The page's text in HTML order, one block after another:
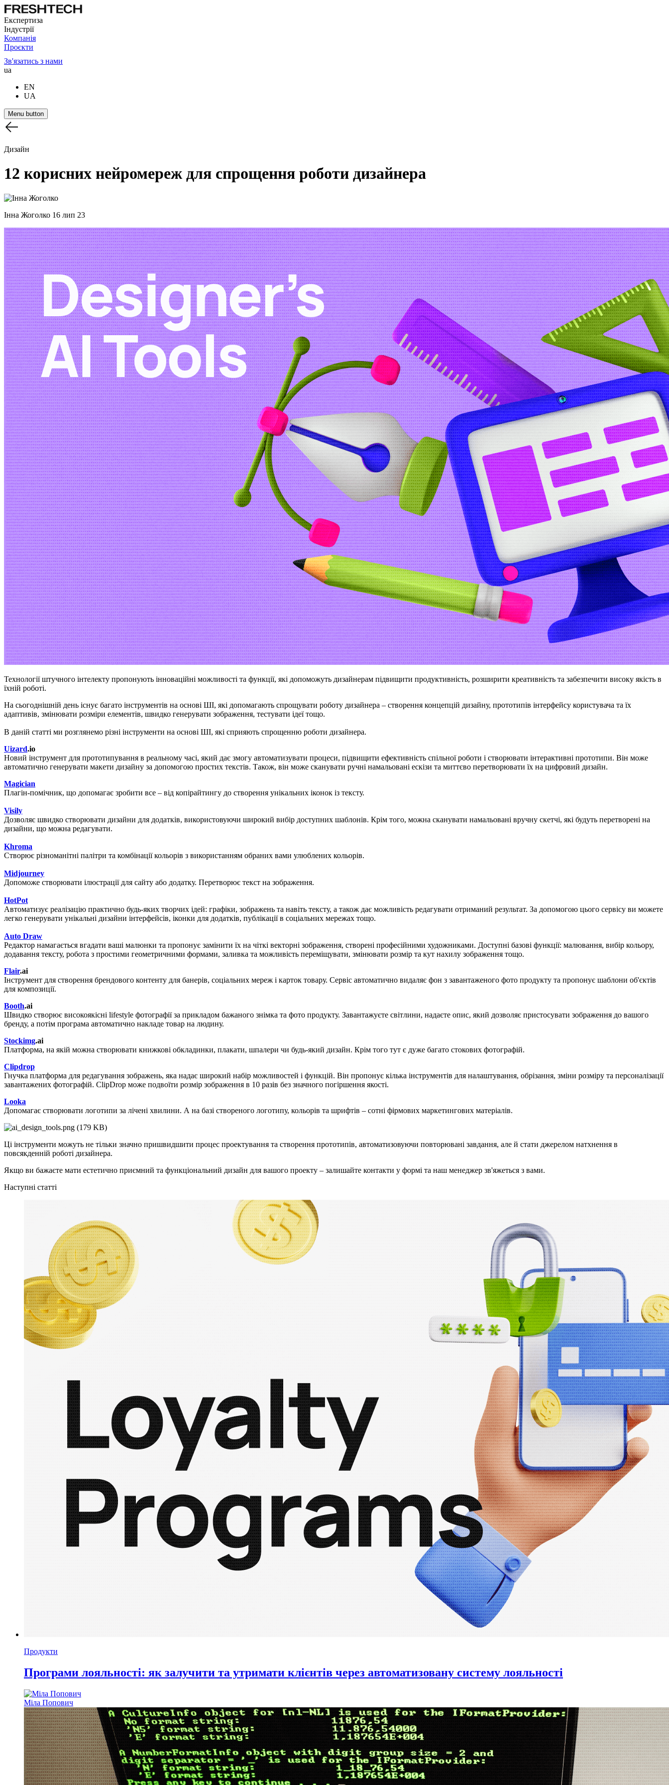
Експертиза
Індустрії
Компанія
Проєкти
Зв'язатись з нами
ua
EN
UA
Menu button
Дизайн
12 корисних нейромереждля спрощення роботи дизайнера
Інна Жоголко 16 лип 23
Технології штучного інтелекту пропонують інноваційні можливості та функції, які допоможуть дизайнерам підвищити продуктивність, розширити креативність та забезпечити високу якість в
їхній роботі.
На сьогоднішній день існує багато інструментів на основі ШІ, які допомагають спрощувати роботу дизайнера – створення концепцій дизайну, прототипів інтерфейсу користувача та їх
адаптивів, змінювати розміри елементів, швидко генерувати зображення, тестувати ідеї тощо.
В даній статті ми розглянемо різні інструменти на основі ШІ, які сприяють спрощенню роботи дизайнера.
Uizard.io
Новий інструмент для прототипування в реальному часі, який дає змогу автоматизувати процеси, підвищити ефективність спільної роботи і створювати інтерактивні прототипи. Він може
автоматично генерувати макети дизайну за допомогою простих текстів. Також, він може сканувати ручні намальовані ескізи та миттєво перетворювати їх на цифровий дизайн.
Magician
Плагін-помічник, що допомагає зробити все – від копірайтингу до створення унікальних іконок із тексту.
Visily
Дозволяє швидко створювати дизайни для додатків, використовуючи широкий вибір доступних шаблонів. Крім того, можна сканувати намальовані вручну скетчі, які будуть перетворені на
дизайни, що можна редагувати.
Khroma
Створює різноманітні палітри та комбінації кольорів з використанням обраних вами улюблених кольорів.
Midjourney
Допоможе створювати ілюстрації для сайту або додатку. Перетворює текст на зображення.
HotPot
Автоматизує реалізацію практично будь-яких творчих ідей: графіки, зображень та навіть тексту, а також дає можливість редагувати отриманий результат. За допомогою цього сервісу ви можете
легко генерувати унікальні дизайни інтерфейсів, іконки для додатків, публікації в соціальних мережах тощо.
Auto Draw
Редактор намагається вгадати ваші малюнки та пропонує замінити їх на чіткі векторні зображення, створені професійними художниками. Доступні базові функції: малювання, вибір кольору,
додавання тексту, робота з простими геометричними формами, заливка та можливість переміщувати, змінювати розмір та кут нахилу зображення тощо.
Flair.ai
Інструмент для створення брендового контенту для банерів, соціальних мереж і карток товару. Сервіс автоматично видаляє фон з завантаженого фото продукту та пропонує шаблони об'єктів
для композиції.
Booth.ai
Швидко створює високоякісні lifestyle фотографії за прикладом бажаного знімка та фото продукту. Завантажуєте світлини, надаєте опис, який дозволяє пристосувати зображення до вашого
бренду, а потім програма автоматично накладе товар на людину.
Stockimg.ai
Платформа, на якій можна створювати книжкові обкладинки, плакати, шпалери чи будь-який дизайн. Крім того тут є дуже багато стокових фотографій.
Clipdrop
Гнучка платформа для редагування зображень, яка надає широкий набір можливостей і функцій. Він пропонує кілька інструментів для налаштування, обрізання, зміни розміру та персоналізації
завантажених фотографій. ClipDrop може подвоїти розмір зображення в 10 разів без значного погіршення якості.
Looka
Допомагає створювати логотипи за лічені хвилини. А на базі створеного логотипу, кольорів та шрифтів – сотні фірмових маркетингових матеріалів.
Ці інструменти можуть не тільки значно пришвидшити процес проектування та створення прототипів, автоматизовуючи повторювані завдання, але й стати джерелом натхнення в
повсякденній роботі дизайнера.
Якщо ви бажаєте мати естетично приємний та функціональний дизайн для вашого проекту – залишайте контакти у формі та наш менеджер зв'яжеться з вами.
Наступні статті
Продукти
Програми лояльності: як залучити та утримати клієнтів через автоматизовану систему лояльності
Міла Попович